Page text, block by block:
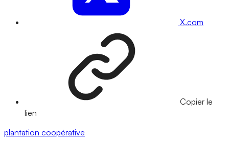
X.com
Copier le
lien
plantation coopérative